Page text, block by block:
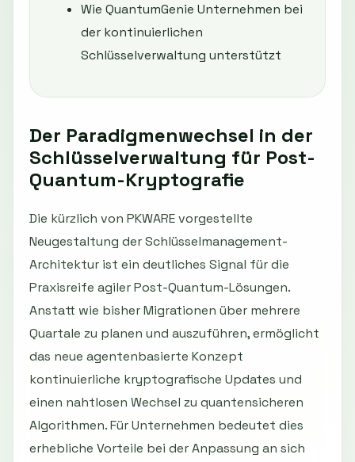
Wie QuantumGenie Unternehmen bei
der kontinuierlichen
Schlüsselverwaltung unterstützt
Der Paradigmenwechsel in der
Schlüsselverwaltung für Post-
Quantum-Kryptografie
Die kürzlich von PKWARE vorgestellte
Neugestaltung der Schlüsselmanagement-
Architektur ist ein deutliches Signal für die
Praxisreife agiler Post-Quantum-Lösungen.
Anstatt wie bisher Migrationen über mehrere
Quartale zu planen und auszuführen, ermöglicht
das neue agentenbasierte Konzept
kontinuierliche kryptografische Updates und
einen nahtlosen Wechsel zu quantensicheren
Algorithmen. Für Unternehmen bedeutet dies
erhebliche Vorteile bei der Anpassung an sich